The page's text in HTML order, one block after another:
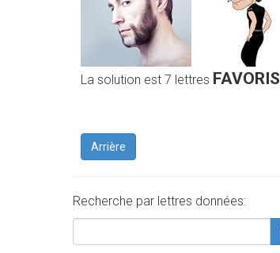
La solution est 7 lettres FAVORIS
Arrière
Recherche par lettres données: